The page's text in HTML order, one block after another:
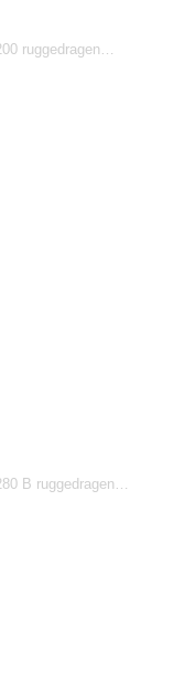
ruggedragen…
B ruggedragen…